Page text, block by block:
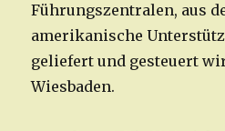
Führungszentralen, aus
amerikanische
geliefert und gesteuert
Wiesbaden.